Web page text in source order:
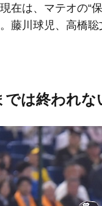
は、マテオの“
藤川球児、高橋
は終われな